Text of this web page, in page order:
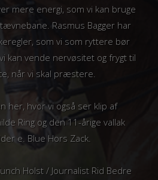
mere energi, som vi kan bruge
Rasmus Bagger har
som vi som ryttere bør
kan vende nervøsitet og frygt til
når vi skal præstere.
her, hvor vi også ser klip af
Ring og den 11-årige vallak
e. Blue Hors Zack.
Holst / Journalist Rid Bedre